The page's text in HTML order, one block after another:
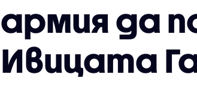
армия да
Ивицата